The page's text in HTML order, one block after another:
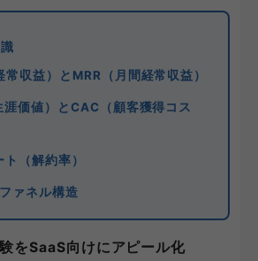
常収益）とMRR（月間経常収益）
価値）とCAC（顧客獲得コス
（解約率）
ァネル構造
をSaaS向けにアピール化